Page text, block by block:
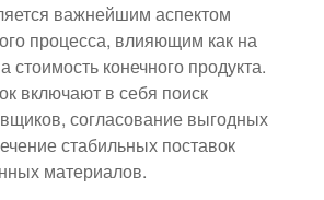
важнейшим аспектом
процесса, влияющим как на
стоимость конечного продукта.
включают в себя поиск
согласование выгодных
стабильных поставок
материалов.